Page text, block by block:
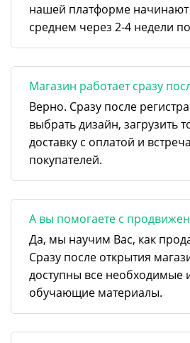
нашей платформе начинают
среднем через 2-4 недели
Магазин работает сразу
Верно. Сразу после
выбрать дизайн, загрузить
доставку с оплатой и
покупателей.
А вы помогаете с
Да, мы научим Вас, как
Сразу после открытия
доступны все необходимые
обучающие материалы.